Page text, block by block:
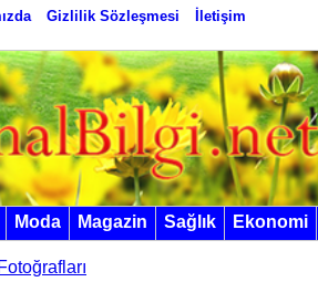
Gizlilik Sözleşmesi İletişim
Moda Magazin Sağlık Ekonomi